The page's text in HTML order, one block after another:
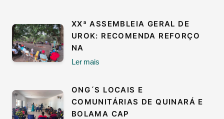
XXª ASSEMBLEIA GERAL DE
UROK: RECOMENDA REFORÇO
NA
Ler mais
ONG´S LOCAIS E
COMUNITÁRIAS DE QUINARÁ E
BOLAMA CAP